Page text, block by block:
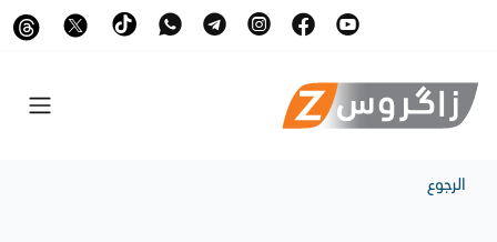
الرجوع